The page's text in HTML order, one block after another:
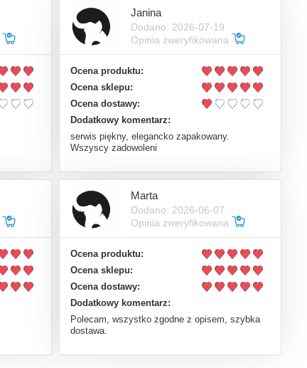
Janina
Dodano: 2026-07-19
Opinia zweryfikowana
Ocena produktu:
Ocena sklepu:
Ocena dostawy:
Dodatkowy komentarz:
serwis piękny, elegancko zapakowany.
Wszyscy zadowoleni
Marta
Dodano: 2026-06-07
Opinia zweryfikowana
Ocena produktu:
Ocena sklepu:
Ocena dostawy:
Dodatkowy komentarz:
Polecam, wszystko zgodne z opisem, szybka
dostawa.